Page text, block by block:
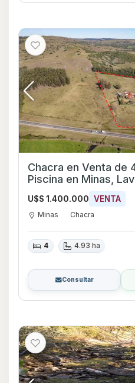
Chacra en Venta de
Piscina en Minas,
U$S 1.400.000 VENTA
Minas Chacra
4 4.93 ha
Consultar